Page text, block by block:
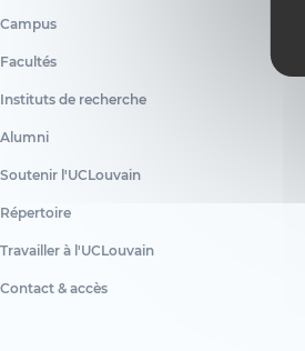
Campus
Facultés
Instituts de recherche
Alumni
Soutenir l'UCLouvain
Répertoire
Travailler à l'UCLouvain
Contact & accès